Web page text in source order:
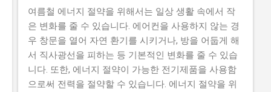
여름철 에너지 절약을 위해서는 일상 생활 속에서 작
은 변화를 줄 수 있습니다. 에어컨을 사용하지 않는 경
우 창문을 열어 자연 환기를 시키거나, 방을 어둡게 해
서 직사광선을 피하는 등 기본적인 변화를 줄 수 있습
니다. 또한, 에너지 절약이 가능한 전기제품을 사용함
으로써 전력을 절약할 수 있습니다. 에너지 절약을 위